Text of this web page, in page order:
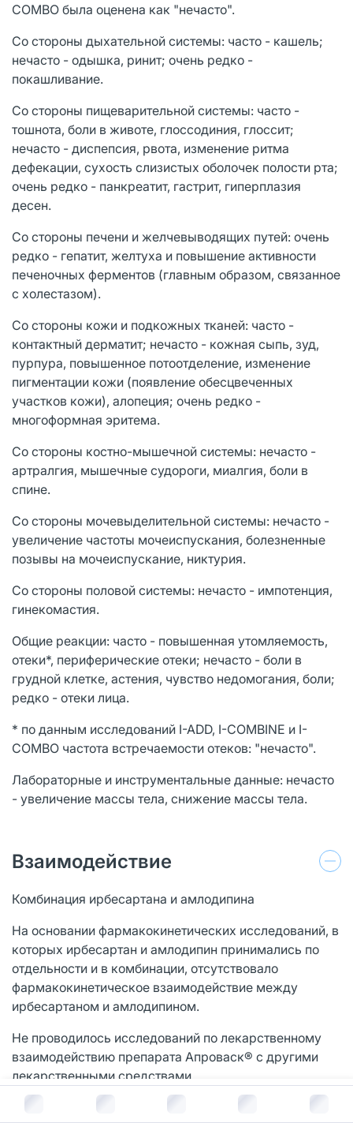
В корзину за руб.
COMBO была оценена как "нечасто".
Со стороны дыхательной системы: часто - кашель;
нечасто - одышка, ринит; очень редко -
покашливание.
Со стороны пищеварительной системы: часто -
тошнота, боли в животе, глоссодиния, глоссит;
нечасто - диспепсия, рвота, изменение ритма
дефекации, сухость слизистых оболочек полости рта;
очень редко - панкреатит, гастрит, гиперплазия
десен.
Со стороны печени и желчевыводящих путей: очень
редко - гепатит, желтуха и повышение активности
печеночных ферментов (главным образом, связанное
с холестазом).
Со стороны кожи и подкожных тканей: часто -
контактный дерматит; нечасто - кожная сыпь, зуд,
пурпура, повышенное потоотделение, изменение
пигментации кожи (появление обесцвеченных
участков кожи), алопеция; очень редко -
многоформная эритема.
Со стороны костно-мышечной системы: нечасто -
артралгия, мышечные судороги, миалгия, боли в
спине.
Со стороны мочевыделительной системы: нечасто -
увеличение частоты мочеиспускания, болезненные
позывы на мочеиспускание, никтурия.
Со стороны половой системы: нечасто - импотенция,
гинекомастия.
Общие реакции: часто - повышенная утомляемость,
отеки*, периферические отеки; нечасто - боли в
грудной клетке, астения, чувство недомогания, боли;
редко - отеки лица.
* по данным исследований I-ADD, I-COMBINE и I-
COMBO частота встречаемости отеков: "нечасто".
Лабораторные и инструментальные данные: нечасто
- увеличение массы тела, снижение массы тела.
Взаимодействие
Комбинация ирбесартана и амлодипина
На основании фармакокинетических исследований, в
которых ирбесартан и амлодипин принимались по
отдельности и в комбинации, отсутствовало
фармакокинетическое взаимодействие между
ирбесартаном и амлодипином.
Не проводилось исследований по лекарственному
взаимодействию препарата Апроваск® с другими
лекарственными средствами.
Ирбесартан